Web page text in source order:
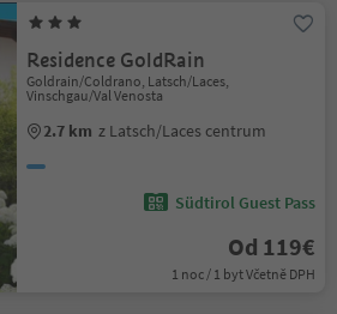
Residence GoldRain
Goldrain/Coldrano, Latsch/Laces,
Vinschgau/Val Venosta
2.7 km z Latsch/Laces centrum
Südtirol Guest Pass
Od 119€
1 noc / 1 byt Včetně DPH